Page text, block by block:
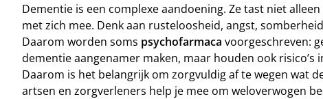
Dementie is een complexe aandoening. Ze tast niet
met zich mee. Denk aan rusteloosheid, angst,
Daarom worden soms psychofarmaca voorgeschreven:
dementie aangenamer maken, maar houden ook
Daarom is het belangrijk om zorgvuldig af te wegen wat
artsen en zorgverleners help je mee om weloverwogen